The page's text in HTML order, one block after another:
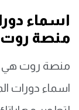
اسماء
منصة روت
منصة روت هي
اسماء دورات